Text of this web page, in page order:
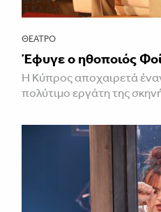
ΘΈΑΤΡΟ
Έφυγε ο ηθοποιός
Η Κύπρος αποχαιρετά
πολύτιμο εργάτη της